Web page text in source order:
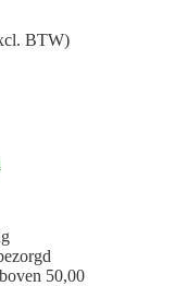
BTW)
50,00